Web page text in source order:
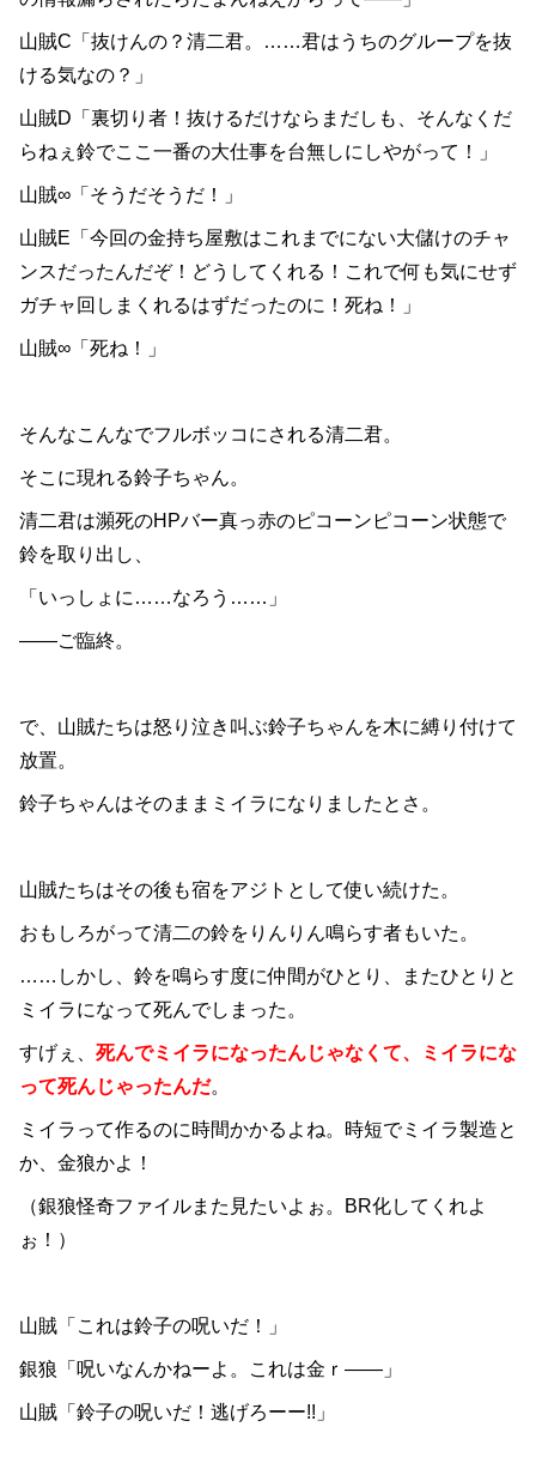
山賊C「抜けんの？清二君。……君はうちのグループを抜
ける気なの？」
山賊D「裏切り者！抜けるだけならまだしも、そんなくだ
らねぇ鈴でここ一番の大仕事を台無しにしやがって！」
山賊∞「そうだそうだ！」
山賊E「今回の金持ち屋敷はこれまでにない大儲けのチャ
ンスだったんだぞ！どうしてくれる！これで何も気にせず
ガチャ回しまくれるはずだったのに！死ね！」
山賊∞「死ね！」
そんなこんなでフルボッコにされる清二君。
そこに現れる鈴子ちゃん。
清二君は瀕死のHPバー真っ赤のピコーンピコーン状態で
鈴を取り出し、
「いっしょに……なろう……」
――ご臨終。
で、山賊たちは怒り泣き叫ぶ鈴子ちゃんを木に縛り付けて
放置。
鈴子ちゃんはそのままミイラになりましたとさ。
山賊たちはその後も宿をアジトとして使い続けた。
おもしろがって清二の鈴をりんりん鳴らす者もいた。
……しかし、鈴を鳴らす度に仲間がひとり、またひとりと
ミイラになって死んでしまった。
すげぇ、 死んでミイラになったんじゃなくて、ミイラにな
って死んじゃったんだ。
ミイラって作るのに時間かかるよね。時短でミイラ製造と
か、金狼かよ！
（銀狼怪奇ファイルまた見たいよぉ。BR化してくれよ
ぉ！）
山賊「これは鈴子の呪いだ！」
銀狼「呪いなんかねーよ。これは金ｒ――」
山賊「鈴子の呪いだ！逃げろーー!!」